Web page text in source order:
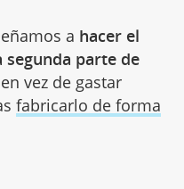
a hacer el
segunda parte de
vez de gastar
fabricarlo de forma